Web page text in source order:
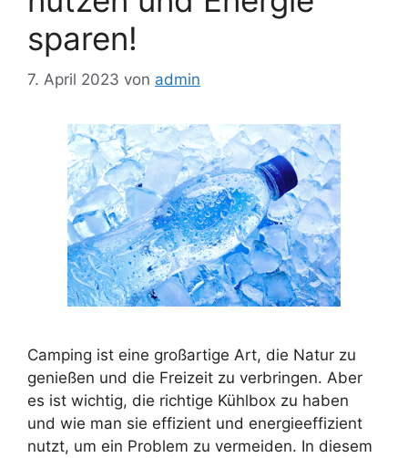
sparen!
7. April 2023 von admin
Camping ist eine großartige Art, die Natur zu
genießen und die Freizeit zu verbringen. Aber
es ist wichtig, die richtige Kühlbox zu haben
und wie man sie effizient und energieeffizient
nutzt, um ein Problem zu vermeiden. In diesem